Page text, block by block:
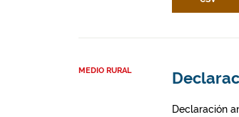
MEDIO RURAL
Declaración